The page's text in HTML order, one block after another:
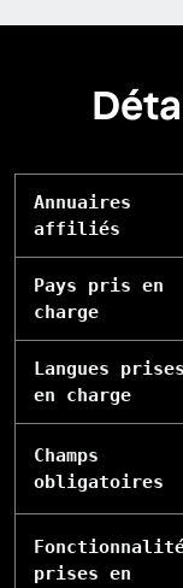
Annuaires
affiliés
Pays pris en
charge
Langues prises
en charge
Champs
obligatoires
prises en